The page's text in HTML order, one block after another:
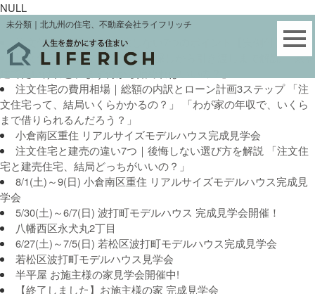
NULL
未分類｜北九州の住宅、不動産会社ライフリッチ
ホーム
未分類
注文住宅の間取りで失敗しない7つのポイント【実例付】
注文住宅の流れ7STEP｜土地探しから引き渡しまで解説 「家を
注文住宅の費用相場｜総額の内訳とローン計画3ステップ 「注
文住宅って、結局いくらかかるの？」 「わが家の年収で、いくら
まで借りられるんだろう？」
小倉南区重住 リアルサイズモデルハウス完成見学会
注文住宅と建売の違い7つ｜後悔しない選び方を解説 「注文住
宅と建売住宅、結局どっちがいいの？」
8/1(土)～9(日) 小倉南区重住 リアルサイズモデルハウス完成見
学会
5/30(土)～6/7(日) 波打町モデルハウス 完成見学会開催！
八幡西区永犬丸2丁目
6/27(土)～7/5(日) 若松区波打町モデルハウス完成見学会
若松区波打町モデルハウス見学会
半平屋 お施主様の家見学会開催中!
【終了しました】お施主様の家 完成見学会